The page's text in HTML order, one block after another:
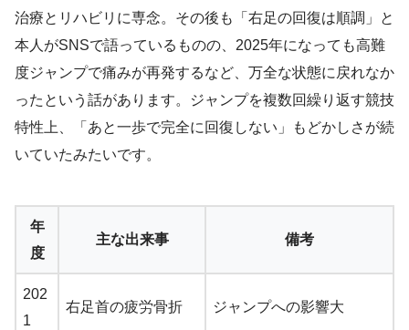
治療とリハビリに専念。その後も「右足の回復は順調」と
本人がSNSで語っているものの、2025年になっても高難
度ジャンプで痛みが再発するなど、万全な状態に戻れなか
ったという話があります。ジャンプを複数回繰り返す競技
特性上、「あと一歩で完全に回復しない」もどかしさが続
いていたみたいです。
年
度
主な出来事 備考
202
1
右足首の疲労骨折 ジャンプへの影響大